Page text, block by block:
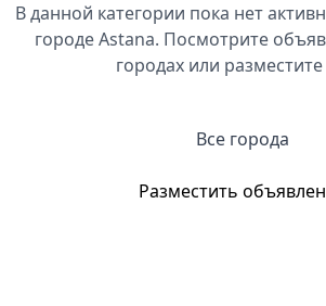
В данной категории пока нет
городе Astana. Посмотрите
городах или разместите
Все города
Разместить